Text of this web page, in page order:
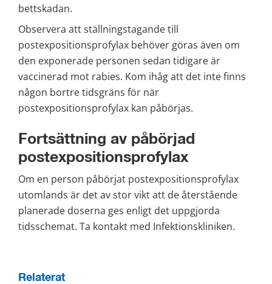
bettskadan.
Observera att ställningstagande till
postexpositionsprofylax behöver göras även om
den exponerade personen sedan tidigare är
vaccinerad mot rabies. Kom ihåg att det inte finns
någon bortre tidsgräns för när
postexpositionsprofylax kan påbörjas.
Fortsättning av påbörjad
postexpositionsprofylax
Om en person påbörjat postexpositionsprofylax
utomlands är det av stor vikt att de återstående
planerade doserna ges enligt det uppgjorda
tidsschemat. Ta kontakt med Infektionskliniken.
Relaterat